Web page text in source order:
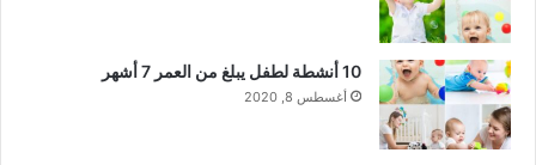
10 أنشطة لطفل يبلغ من العمر 7 أشهر
أغسطس 8, 2020